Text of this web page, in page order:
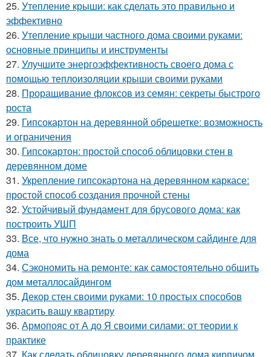
25. Утепление крыши: как сделать это правильно и
эффективно
26. Утепление крыши частного дома своими руками:
основные принципы и инструменты
27. Улучшите энергоэффективность своего дома с
помощью теплоизоляции крыши своими руками
28. Проращивание флоксов из семян: секреты быстрого
роста
29. Гипсокартон на деревянной обрешетке: возможность
и ограничения
30. Гипсокартон: простой способ облицовки стен в
деревянном доме
31. Укрепление гипсокартона на деревянном каркасе:
простой способ создания прочной стены
32. Устойчивый фундамент для брусового дома: как
построить УШП
33. Все, что нужно знать о металлическом сайдинге для
дома
34. Сэкономить на ремонте: как самостоятельно обшить
дом металлосайдингом
35. Декор стен своими руками: 10 простых способов
украсить вашу квартиру
36. Армопояс от А до Я своими силами: от теории к
практике